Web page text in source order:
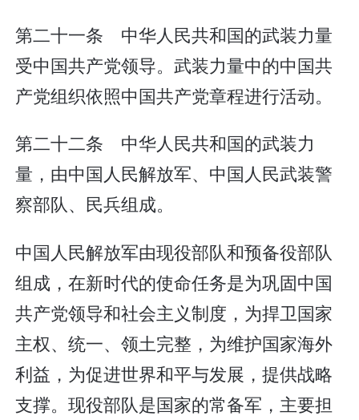
第二十一条 中华人民共和国的武装力量
受中国共产党领导。武装力量中的中国共
产党组织依照中国共产党章程进行活动。
第二十二条 中华人民共和国的武装力
量，由中国人民解放军、中国人民武装警
察部队、民兵组成。
中国人民解放军由现役部队和预备役部队
组成，在新时代的使命任务是为巩固中国
共产党领导和社会主义制度，为捍卫国家
主权、统一、领土完整，为维护国家海外
利益，为促进世界和平与发展，提供战略
支撑。现役部队是国家的常备军，主要担